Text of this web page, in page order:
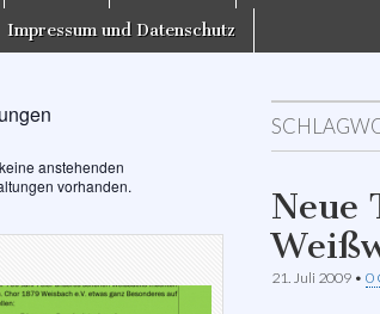
Impressum und Datenschutz
Neue
21. Juli 2009 • 0
anstehenden
vorhanden.